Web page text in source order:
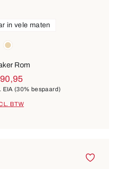
beige
in vele maten
Rom
EIA(30% bespaard)
BTW